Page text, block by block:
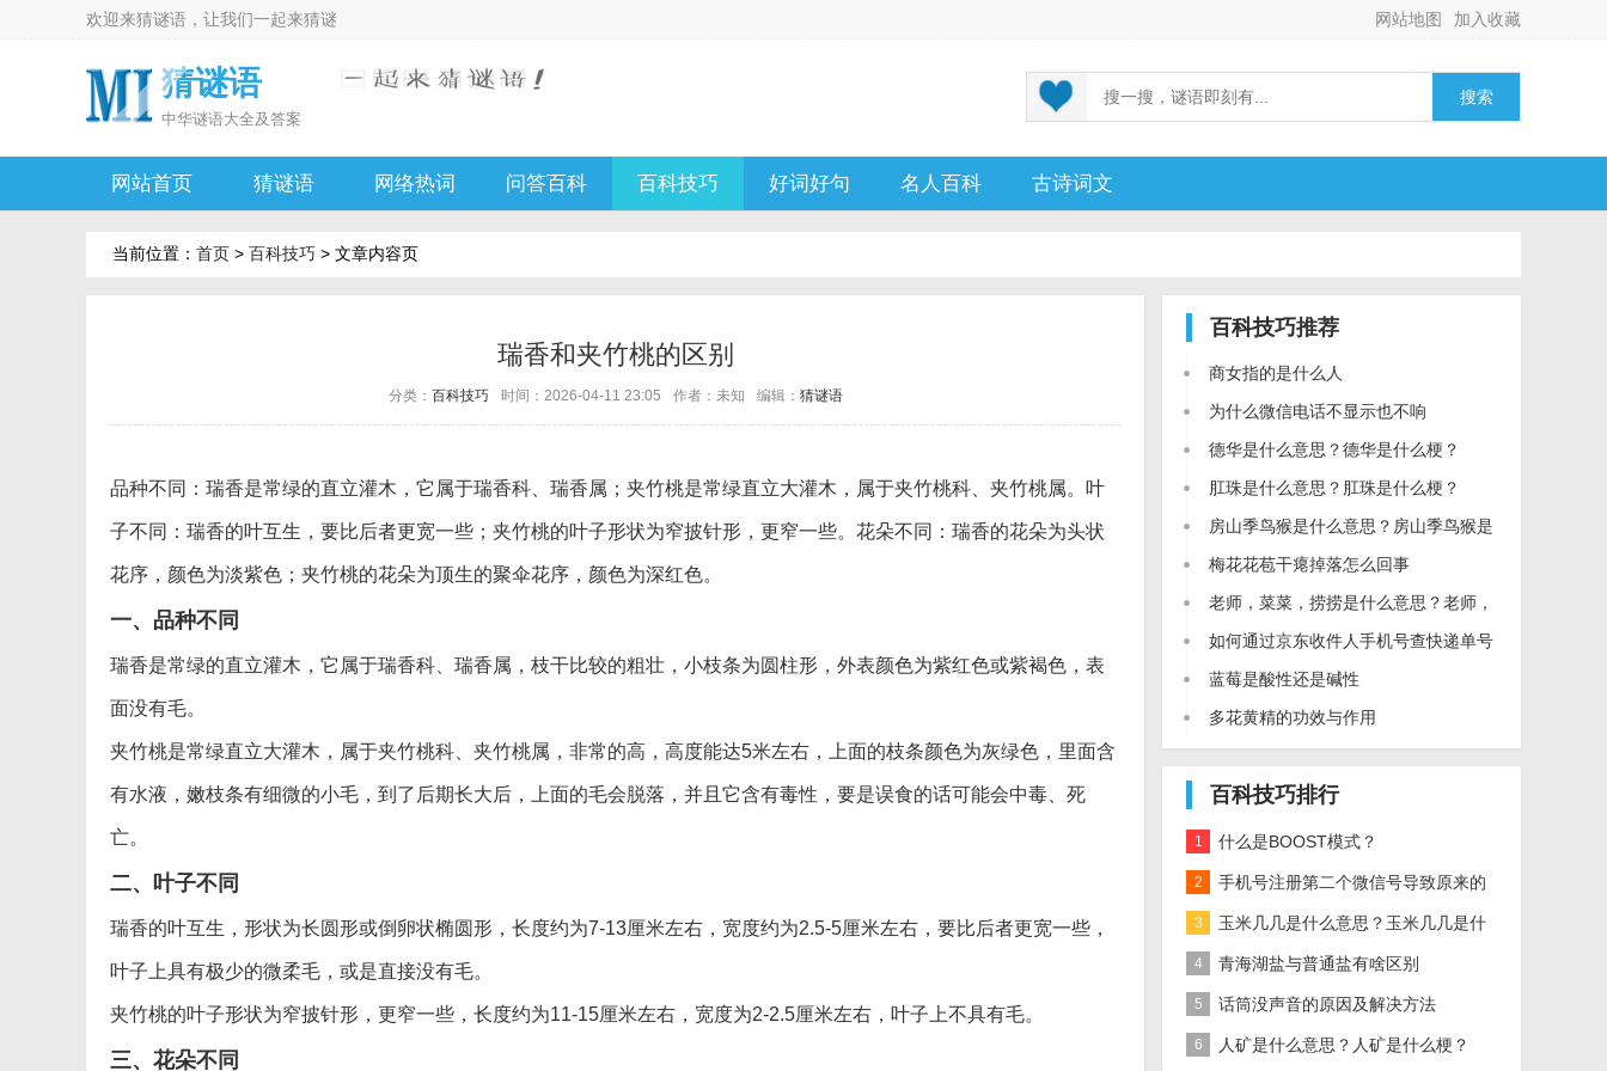
欢迎来猜谜语 ，让我们一起来猜谜 加入收藏
网站地图
猜谜语
中华谜语大全及答案
搜索
网站首页 猜谜语 网络热词 问答百科 百科技巧 好词好句 名人百科 古诗词文
当前位置： 首页 > 百科技巧 > 文章内容页
瑞香和夹竹桃的区别
分类： 百科技巧 时间：2026-04-11 23:05 作者：未知 编辑： 猜谜语
品种不同：瑞香是常绿的直立灌木，它属于瑞香科、瑞香属；夹竹桃是常绿直立大灌木，属于夹竹桃科、夹竹桃属。叶
子不同：瑞香的叶互生，要比后者更宽一些；夹竹桃的叶子形状为窄披针形，更窄一些。花朵不同：瑞香的花朵为头状
花序，颜色为淡紫色；夹竹桃的花朵为顶生的聚伞花序，颜色为深红色。
一、品种不同
瑞香是常绿的直立灌木，它属于瑞香科、瑞香属，枝干比较的粗壮，小枝条为圆柱形，外表颜色为紫红色或紫褐色，表
面没有毛。
夹竹桃是常绿直立大灌木，属于夹竹桃科、夹竹桃属，非常的高，高度能达5米左右，上面的枝条颜色为灰绿色，里面含
有水液，嫩枝条有细微的小毛，到了后期长大后，上面的毛会脱落，并且它含有毒性，要是误食的话可能会中毒、死
亡。
二、叶子不同
瑞香的叶互生，形状为长圆形或倒卵状椭圆形，长度约为7-13厘米左右，宽度约为2.5-5厘米左右，要比后者更宽一些，
叶子上具有极少的微柔毛，或是直接没有毛。
夹竹桃的叶子形状为窄披针形，更窄一些，长度约为11-15厘米左右，宽度为2-2.5厘米左右，叶子上不具有毛。
三、花朵不同
百科技巧推荐
商女指的是什么人
为什么微信电话不显示也不响
德华是什么意思？德华是什么梗？
肛珠是什么意思？肛珠是什么梗？
房山季鸟猴是什么意思？房山季鸟猴是
什么梗？
梅花花苞干瘪掉落怎么回事
老师，菜菜，捞捞是什么意思？老师，
菜菜，捞捞是什么梗？
如何通过京东收件人手机号查快递单号
蓝莓是酸性还是碱性
多花黄精的功效与作用
百科技巧排行
1 什么是BOOST模式？
2 手机号注册第二个微信号导致原来的
微信登不进怎么办
3 玉米几几是什么意思？玉米几几是什
么梗？
4 青海湖盐与普通盐有啥区别
5 话筒没声音的原因及解决方法
6 人矿是什么意思？人矿是什么梗？